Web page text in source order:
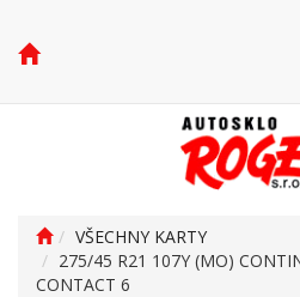
VŠECHNY KARTY
275/45 R21 107Y (MO)
CONTACT 6